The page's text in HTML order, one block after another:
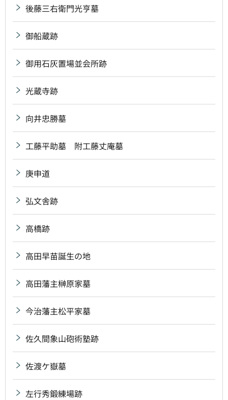
後藤三右衛門光亨墓
御船蔵跡
御用石灰置場並会所跡
光蔵寺跡
向井忠勝墓
工藤平助墓 附工藤丈庵墓
庚申道
弘文舎跡
高橋跡
高田早苗誕生の地
高田藩主榊原家墓
今治藩主松平家墓
佐久間象山砲術塾跡
佐渡ケ嶽墓
左行秀鍛練場跡